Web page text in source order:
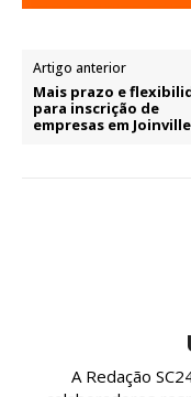
Artigo anterior
Mais prazo e
para inscrição de
empresas em Joinville
A Redação